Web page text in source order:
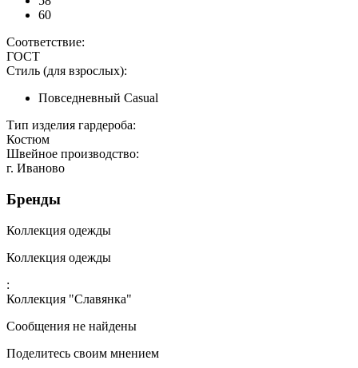
60
Соответствие:
ГОСТ
Стиль (для взрослых):
Повседневный Casual
Тип изделия гардероба:
Костюм
Швейное производство:
г. Иваново
Бренды
Коллекция одежды
Коллекция одежды
:
Коллекция "Славянка"
Сообщения не найдены
Поделитесь своим мнением